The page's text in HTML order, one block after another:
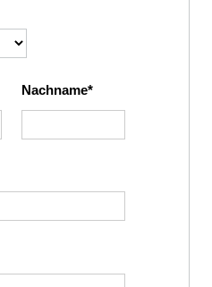
Nachname